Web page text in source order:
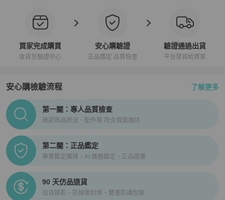
買家完成購買
收貨至驗證中心
安心購驗證
正品鑑定 品質檢查
驗證通過出貨
平台發貨給買家
安心購檢驗流程 了解更多
PopChill拍拍圈正品驗證、安心購檢驗流程介紹
第一關：專人品質檢查
確認商品狀況、配件等 符合頁面描述
第二關：正品鑑定
專業鑑定團隊、AI 儀器鑑定、正品證書
90 天仿品退貨
出貨錄影、防掉換封條、雙重防護包裝